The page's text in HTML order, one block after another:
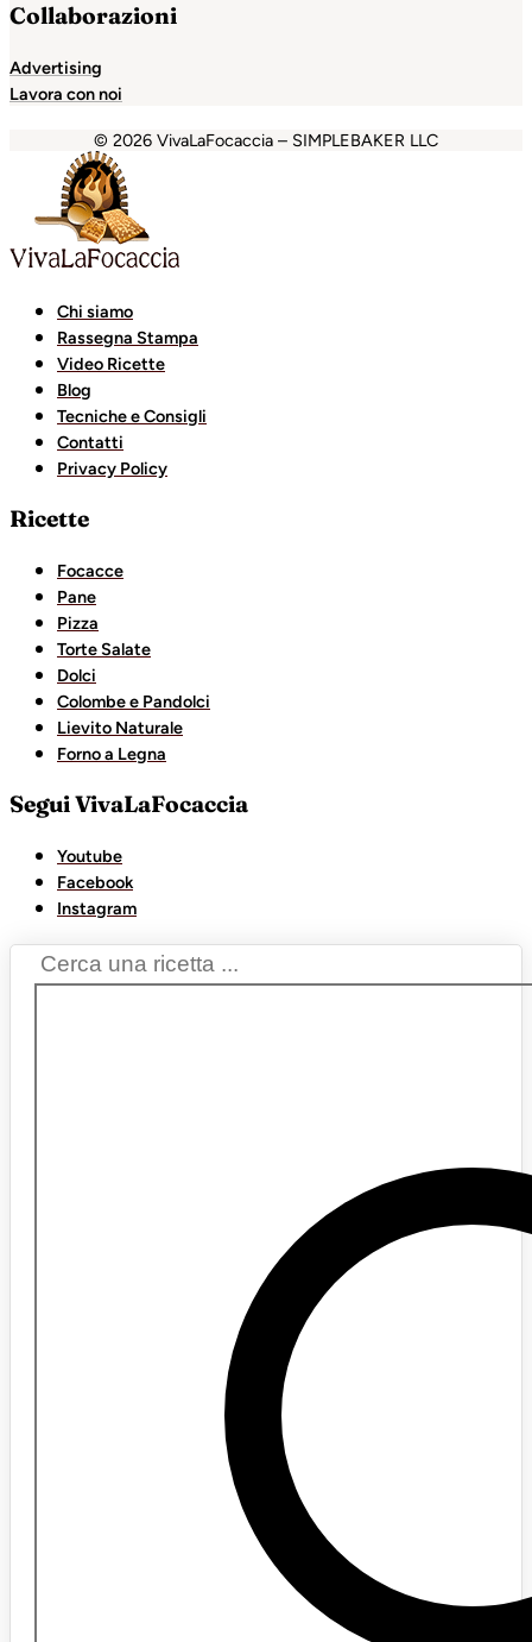
Collaborazioni
Advertising
Lavora con noi
© 2026 VivaLaFocaccia – SIMPLEBAKER LLC
Holiganbet
Chi siamo
Rassegna Stampa
Video Ricette
Blog
Tecniche e Consigli
Contatti
Privacy Policy
Ricette
Focacce
Pane
Pizza
Torte Salate
Dolci
Colombe e Pandolci
Lievito Naturale
Forno a Legna
Segui VivaLaFocaccia
Youtube
Facebook
Instagram
Search
...